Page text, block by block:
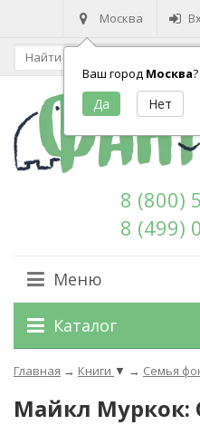
Москва
Ваш город Москва?
8 (800)
8 (499)
Меню
Каталог
Главная → Книги ▼ → Семья
Майкл Муркок: